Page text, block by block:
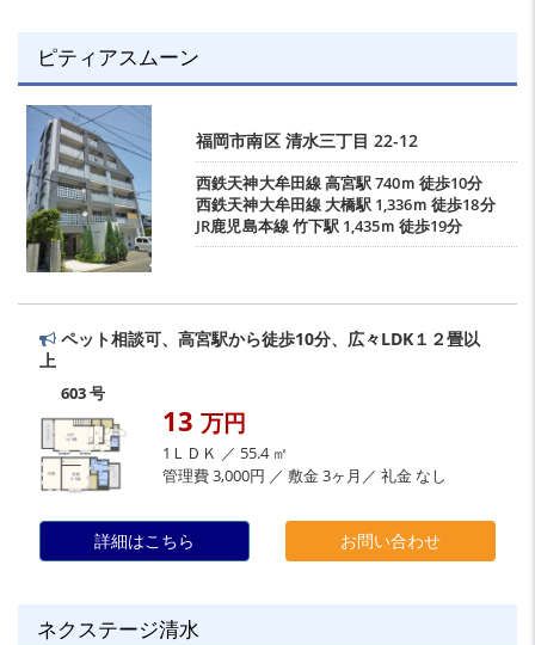
ピティアスムーン
福岡市南区 清水三丁目 22-12
西鉄天神大牟田線高宮駅740ｍ 徒歩10分
西鉄天神大牟田線大橋駅1,336ｍ 徒歩18分
JR鹿児島本線竹下駅1,435ｍ 徒歩19分
ペット相談可、高宮駅から徒歩10分、広々LDK１２畳以
上
603 号
13 万円
1ＬＤＫ ／ 55.4 ㎡
管理費 3,000円 ／ 敷金 3ヶ月／ 礼金 なし
詳細はこちら お問い合わせ
ネクステージ清水